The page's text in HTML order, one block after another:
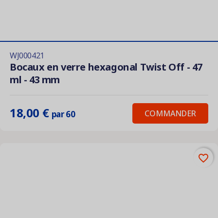
WJ000421
Bocaux en verre hexagonal Twist Off - 47
ml - 43 mm
18,00 € par 60 COMMANDER
favorite_border